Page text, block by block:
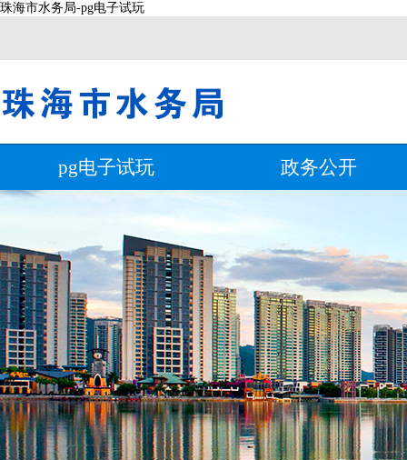
珠海市水务局-pg电子试玩
pg电子试玩 政务公开